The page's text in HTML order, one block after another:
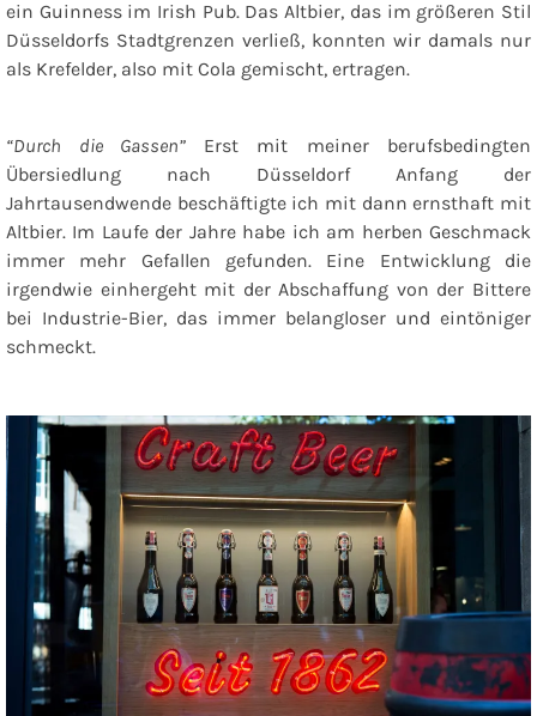
ein Guinness im Irish Pub. Das Altbier, das im größeren Stil
Düsseldorfs Stadtgrenzen verließ, konnten wir damals nur
als Krefelder, also mit Cola gemischt, ertragen.
“Durch die Gassen” Erst mit meiner berufsbedingten
Übersiedlung nach Düsseldorf Anfang der
Jahrtausendwende beschäftigte ich mit dann ernsthaft mit
Altbier. Im Laufe der Jahre habe ich am herben Geschmack
immer mehr Gefallen gefunden. Eine Entwicklung die
irgendwie einhergeht mit der Abschaffung von der Bittere
bei Industrie-Bier, das immer belangloser und eintöniger
schmeckt.